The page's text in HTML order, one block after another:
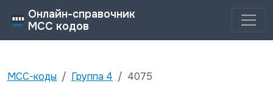
Онлайн-справочник
MCC кодов
MCC-коды Группа 4 4075